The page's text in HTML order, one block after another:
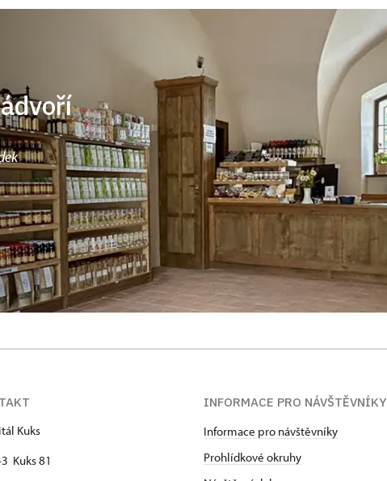
Kuks
Kuks 81
INFORMACE PRO NÁVŠTĚVNÍKY
Informace pro návštěvníky
Prohlídkové okruhy